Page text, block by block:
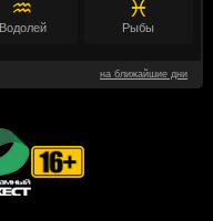
♒
Водолей
♓
Рыбы
на ближайшие дни